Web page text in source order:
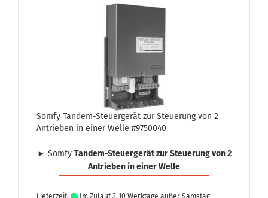
Somfy Tandem-​​Steu­er­ge­rät zur Steue­rung von 2
An­trie­ben in einer Welle #9750040
► Somfy Tandem-​Steuergerät zur Steue­rung von 2
An­trie­ben in einer Welle
Lieferzeit:
Im Zulauf 3-10 Werktage außer Samstag